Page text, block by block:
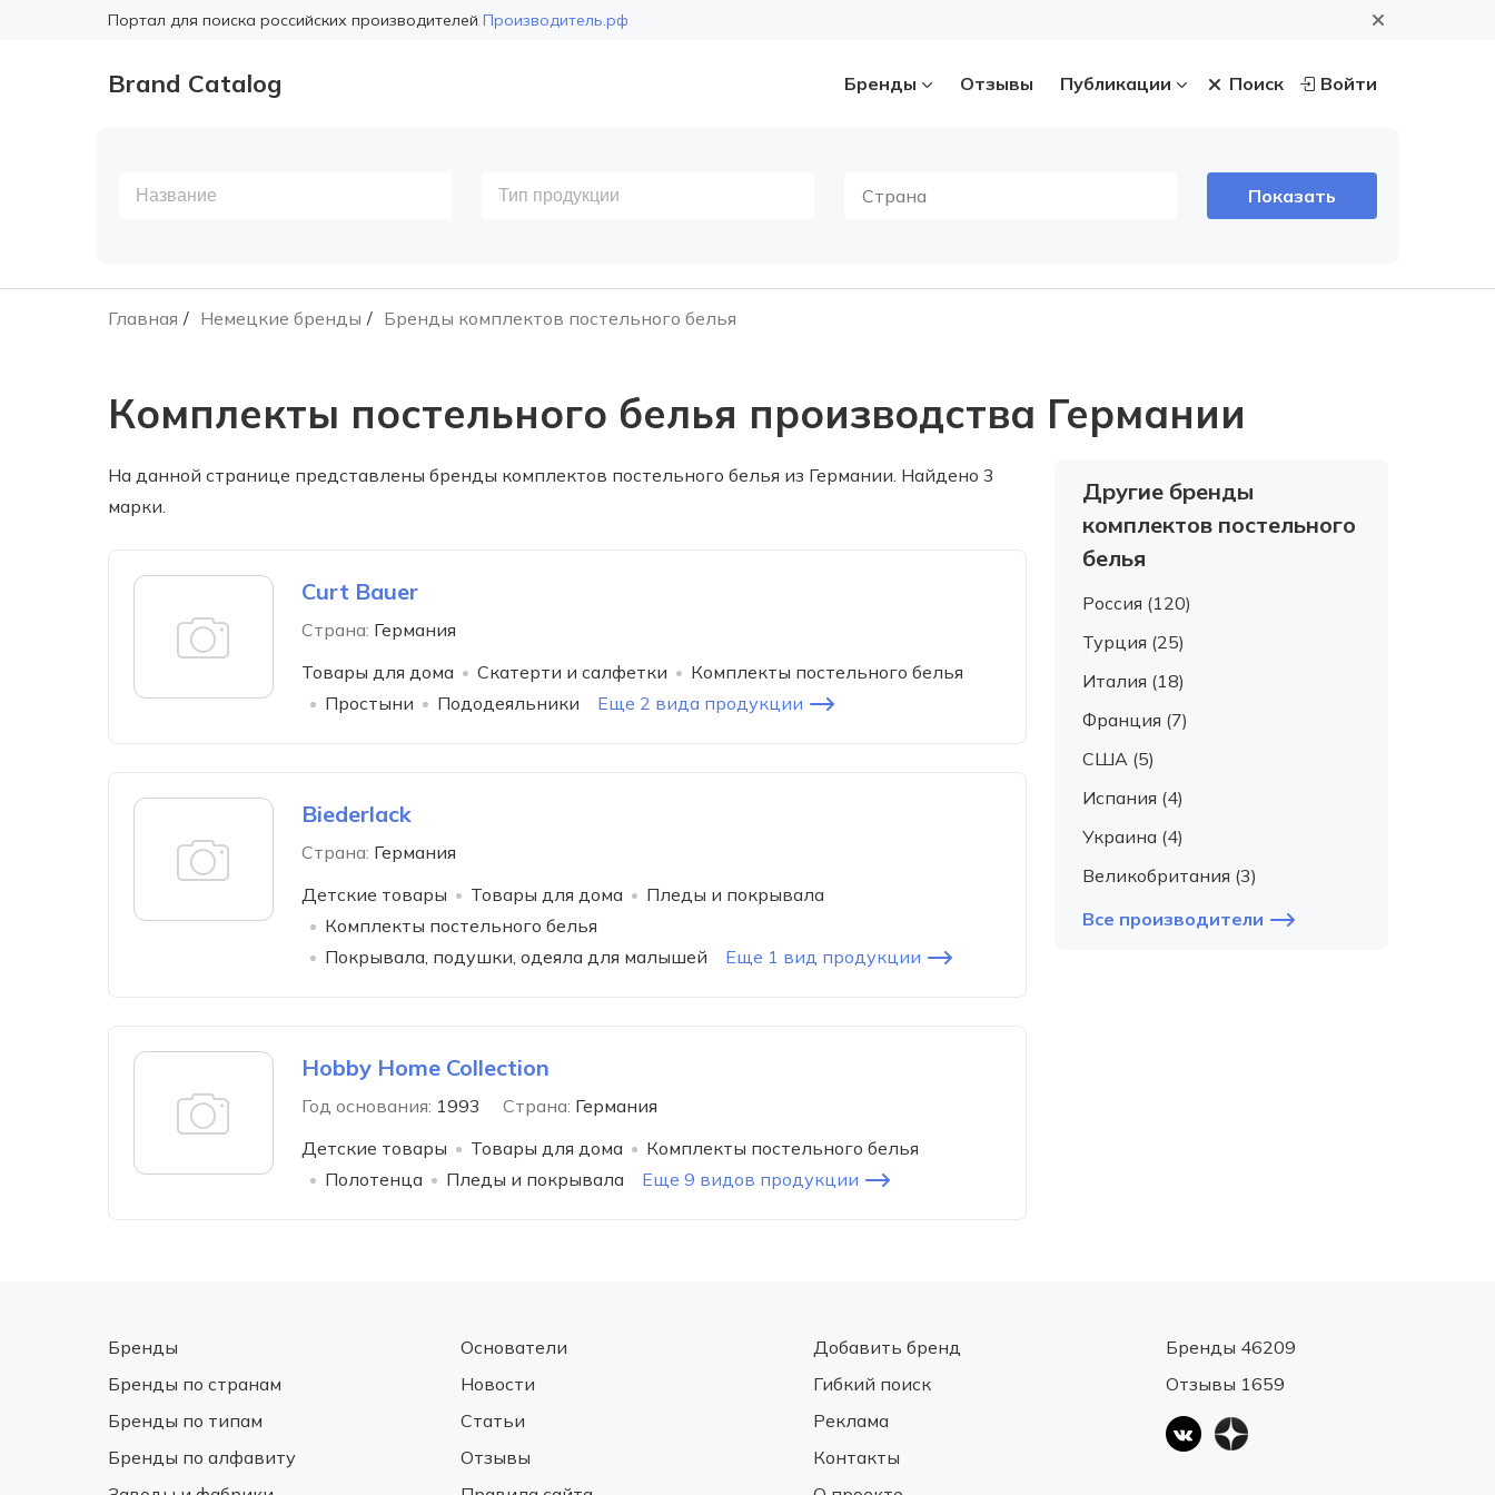
Портал для поиска российских производителей Производитель.рф
Brand Catalog Бренды Отзывы Публикации Поиск Войти
Страна
Главная Немецкие бренды Бренды комплектов постельного белья
Комплекты постельного белья производства Германии
На данной странице представлены бренды комплектов постельного белья из Германии. Найдено 3
марки.
Curt Bauer
Страна: Германия
Товары для дома
Скатерти и салфетки
Комплекты постельного белья
Простыни
Пододеяльники Еще 2 вида продукции
Biederlack
Страна: Германия
Детские товары
Товары для дома
Пледы и покрывала
Комплекты постельного белья
Покрывала, подушки, одеяла для малышей
Еще 1 вид продукции
Hobby Home Collection
Год основания: 1993 Страна: Германия
Детские товары
Товары для дома
Комплекты постельного белья
Полотенца
Пледы и покрывала Еще 9 видов продукции
Другие бренды
комплектов постельного
белья
Россия (120)
Турция (25)
Италия (18)
Франция (7)
США (5)
Испания (4)
Украина (4)
Великобритания (3)
Все производители
Бренды
Бренды по странам
Бренды по типам
Бренды по алфавиту
Основатели
Новости
Статьи
Отзывы
Добавить бренд
Гибкий поиск
Реклама
Контакты
Бренды 46209
Отзывы 1659